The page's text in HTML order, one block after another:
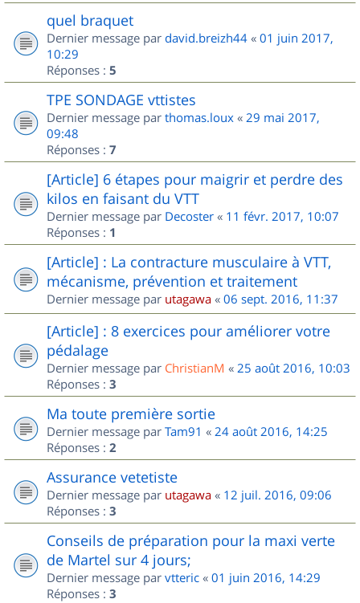
quel braquet
Dernier message par david.breizh44 « 01 juin 2017,
10:29
Réponses : 5
TPE SONDAGE vttistes
Dernier message par thomas.loux « 29 mai 2017,
09:48
Réponses : 7
[Article] 6 étapes pour maigrir et perdre des
kilos en faisant du VTT
Dernier message par Decoster « 11 févr. 2017, 10:07
Réponses : 1
[Article] : La contracture musculaire à VTT,
mécanisme, prévention et traitement
Dernier message par utagawa « 06 sept. 2016, 11:37
[Article] : 8 exercices pour améliorer votre
pédalage
Dernier message par ChristianM « 25 août 2016, 10:03
Réponses : 3
Ma toute première sortie
Dernier message par Tam91 « 24 août 2016, 14:25
Réponses : 2
Assurance vetetiste
Dernier message par utagawa « 12 juil. 2016, 09:06
Réponses : 3
Conseils de préparation pour la maxi verte
de Martel sur 4 jours;
Dernier message par vtteric « 01 juin 2016, 14:29
Réponses : 3